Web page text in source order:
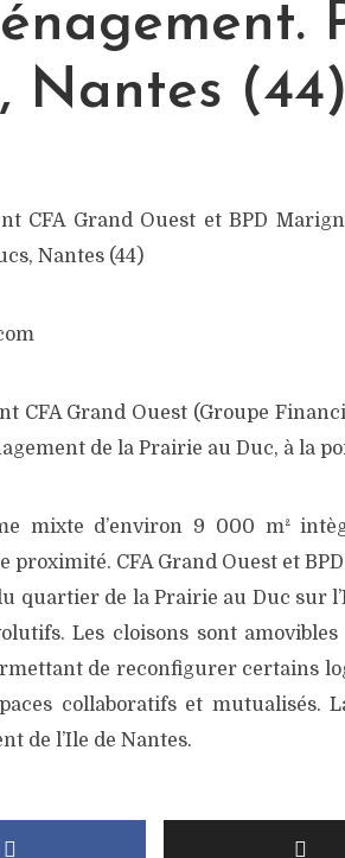
Nantes (44)
CFA Grand Ouest et BPD
Nantes (44)
CFA Grand Ouest (Groupe
de la Prairie au Duc, à la
mixte d’environ 9 000 m²
proximité. CFA Grand Ouest et
quartier de la Prairie au Duc sur
Les cloisons sont
de reconfigurer certains
collaboratifs et mutualisés.
de l’Ile de Nantes.